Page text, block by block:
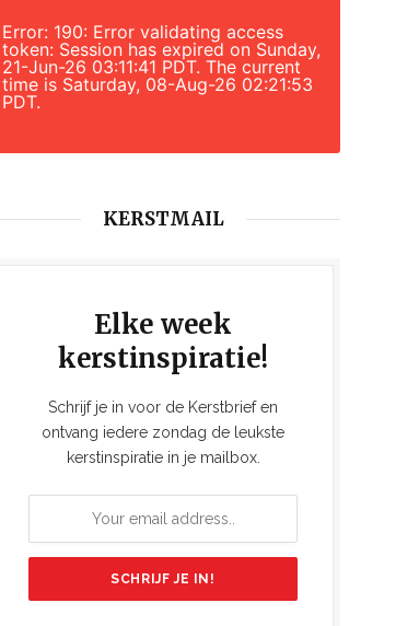
Error: 190: Error validating access
token: Session has expired on Sunday,
21-Jun-26 03:11:41 PDT. The current
time is Saturday, 08-Aug-26 02:21:53
PDT.
KERSTMAIL
Elke week
kerstinspiratie!
Schrijf je in voor de Kerstbrief en
ontvang iedere zondag de leukste
kerstinspiratie in je mailbox.